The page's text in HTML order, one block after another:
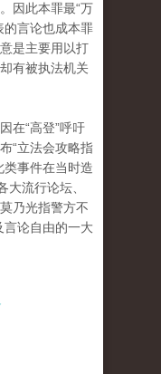
因此本罪最“万
的言论也成本罪
是主要用以打
有被执法机关
在“高登”呼吁
“立法会攻略指
类事件在当时造
大流行论坛、
乃光指警方不
言论自由的一大